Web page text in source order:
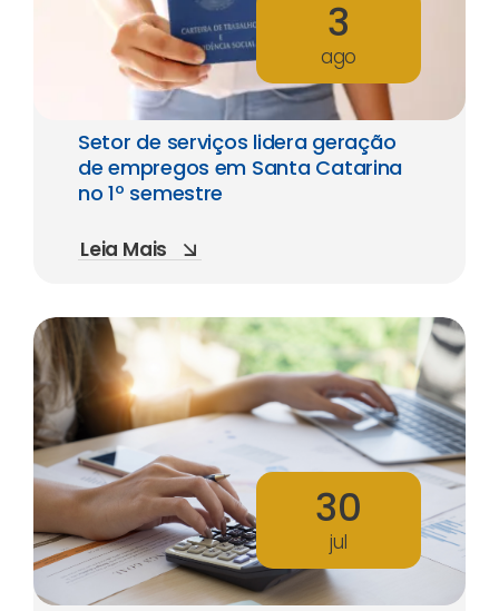
3
ago
Setor de serviços lidera geração
de empregos em Santa Catarina
no 1º semestre
Leia Mais
30
jul